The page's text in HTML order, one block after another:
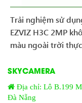
Trải nghiệm sử
EZVIZ H3C 2MP
màu ngoài trời
SKYCAMERA
Địa chỉ: Lô B.199
Đà Nẵng